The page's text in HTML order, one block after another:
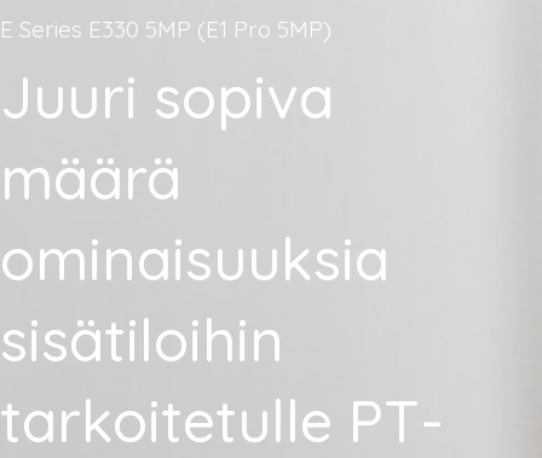
E Series E330 5MP (E1 Pro 5MP)
Juuri sopiva
määrä
ominaisuuksia
sisätiloihin
tarkoitetulle PT-